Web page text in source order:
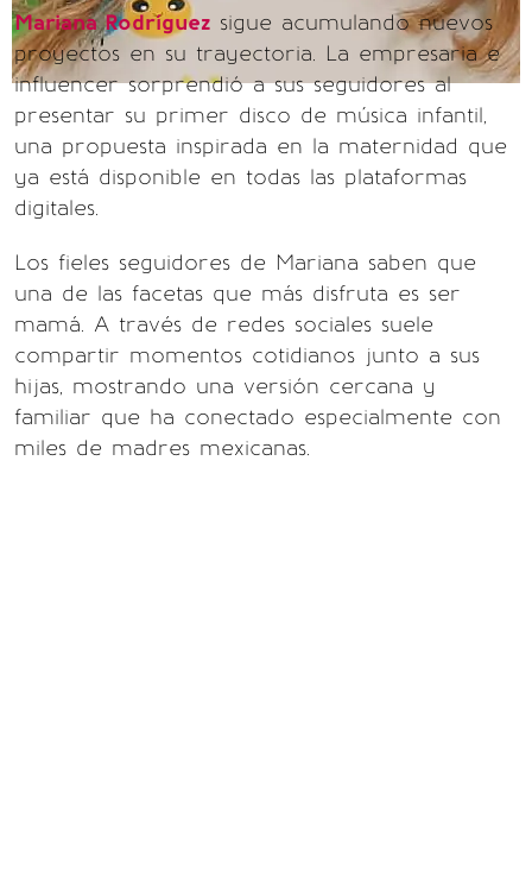
Mariana Rodríguez sigue acumulando nuevos
proyectos en su trayectoria. La empresaria e
influencer sorprendió a sus seguidores al
presentar su primer disco de música infantil,
una propuesta inspirada en la maternidad que
ya está disponible en todas las plataformas
digitales.
Los fieles seguidores de Mariana saben que
una de las facetas que más disfruta es ser
mamá. A través de redes sociales suele
compartir momentos cotidianos junto a sus
hijas, mostrando una versión cercana y
familiar que ha conectado especialmente con
miles de madres mexicanas.